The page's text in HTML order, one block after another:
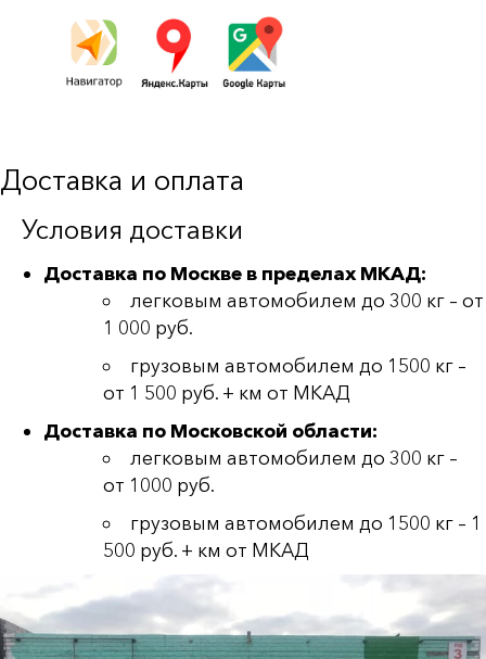
Доставка и оплата
Условия доставки
Доставка по Москве в пределах МКАД:
легковым автомобилем до 300 кг – от
1 000 руб.
грузовым автомобилем до 1500 кг –
от 1 500 руб. + км от МКАД
Доставка по Московской области:
легковым автомобилем до 300 кг –
от 1000 руб.
грузовым автомобилем до 1500 кг – 1
500 руб. + км от МКАД